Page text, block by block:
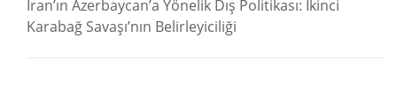
İran’ın Azerbaycan’a Yönelik Dış Politikası: İkinci
Karabağ Savaşı’nın Belirleyiciliği